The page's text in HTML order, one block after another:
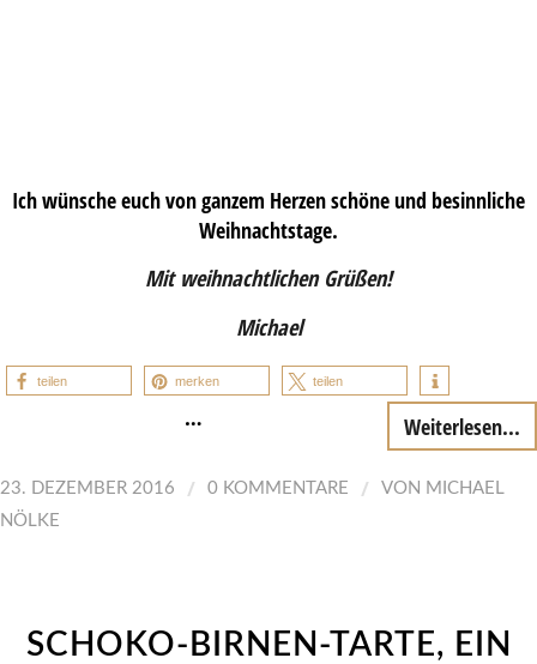
Ich wünsche euch von ganzem Herzen schöne und besinnliche
Weihnachtstage.
Mit weihnachtlichen Grüßen!
Michael
teilen merken teilen
… Weiterlesen...
23. DEZEMBER 2016 / 0 KOMMENTARE / VON MICHAEL
NÖLKE
SCHOKO-BIRNEN-TARTE, EIN